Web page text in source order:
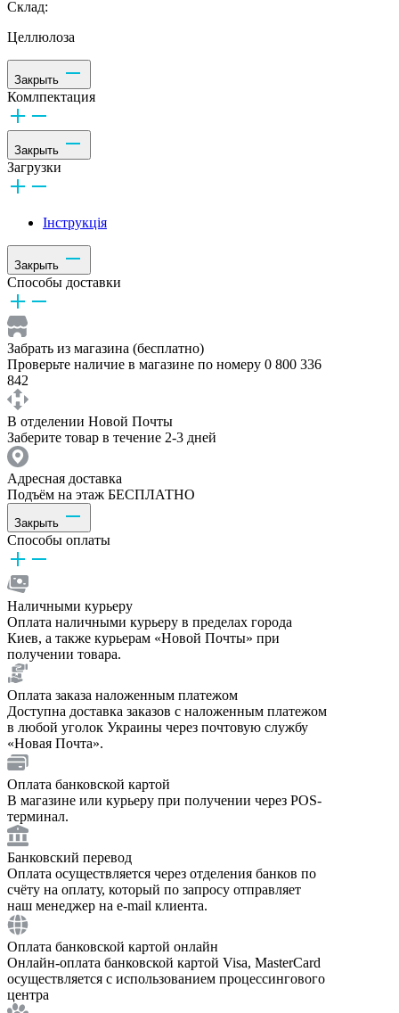
Склад:
Целлюлоза
Закрыть
Комлпектация
Закрыть
Загрузки
Інструкція
Закрыть
Способы доставки
Забрать из магазина (бесплатно)
Проверьте наличие в магазине по номеру 0 800 336
842
В отделении Новой Почты
Заберите товар в течение 2-3 дней
Адресная доставка
Подъём на этаж БЕСПЛАТНО
Закрыть
Способы оплаты
Наличными курьеру
Оплата наличными курьеру в пределах города
Киев, а также курьерам «Новой Почты» при
получении товара.
Оплата заказа наложенным платежом
Доступна доставка заказов с наложенным платежом
в любой уголок Украины через почтовую службу
«Новая Почта».
Оплата банковской картой
В магазине или курьеру при получении через POS-
терминал.
Банковский перевод
Оплата осуществляется через отделения банков по
счёту на оплату, который по запросу отправляет
наш менеджер на e-mail клиента.
Оплата банковской картой онлайн
Онлайн-оплата банковской картой Visa, MasterCard
осуществляется с использованием процессингового
центра